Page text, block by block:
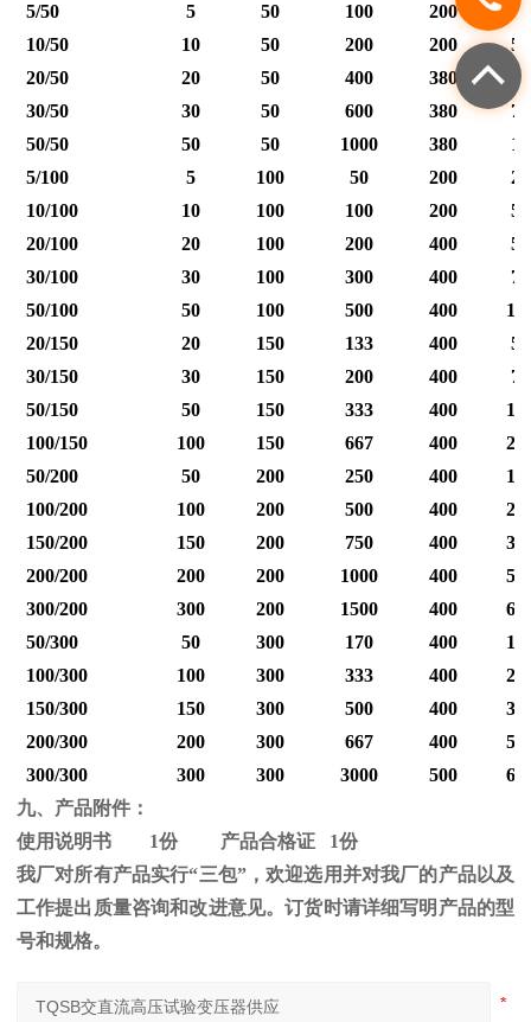
5/50
5 50 100 200
25
10/50
10 50 200 200
50
20/50
20 50 400 380
53
30/50
30 50 600 380
79
50/50
50 50 1000 380
12
5/100
5 100 50 200
25
10/100
10 100 100 200
50
20/100
20 100 200 400
50
30/100
30 100 300 400
75
50/100
50 100 500 400
20/150
20 150 133 400
50
30/150
30 150 200 400
75
50/150
50 150 333 400
100/150
100 150 667 400
50/200
50 200 250 400
100/200
100 200 500 400
150/200
150 200 750 400
200/200
200 200 1000 400
300/200
300 200 1500 400
50/300
50 300 170 400
100/300
100 300 333 400
150/300
150 300 500 400
200/300
200 300 667 400
300/300
300 300 3000 500
九、产品附件：
使用说明书 1份 产品合格证 1份
我厂对所有产品实行“三包”，欢迎选用并对我厂的产品以及
工作提出质量咨询和改进意见。订货时请详细写明产品的型
号和规格。